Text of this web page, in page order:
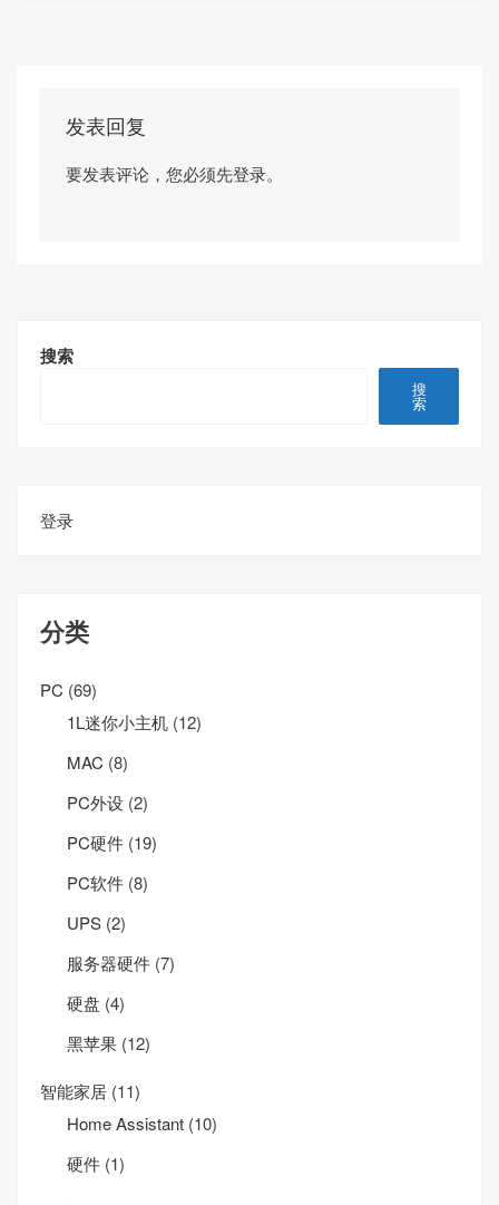
发表回复
要发表评论，您必须先登录。
搜索
搜
索
登录
分类
PC (69)
1L迷你小主机 (12)
MAC (8)
PC外设 (2)
PC硬件 (19)
PC软件 (8)
UPS (2)
服务器硬件 (7)
硬盘 (4)
黑苹果 (12)
智能家居 (11)
Home Assistant (10)
硬件 (1)